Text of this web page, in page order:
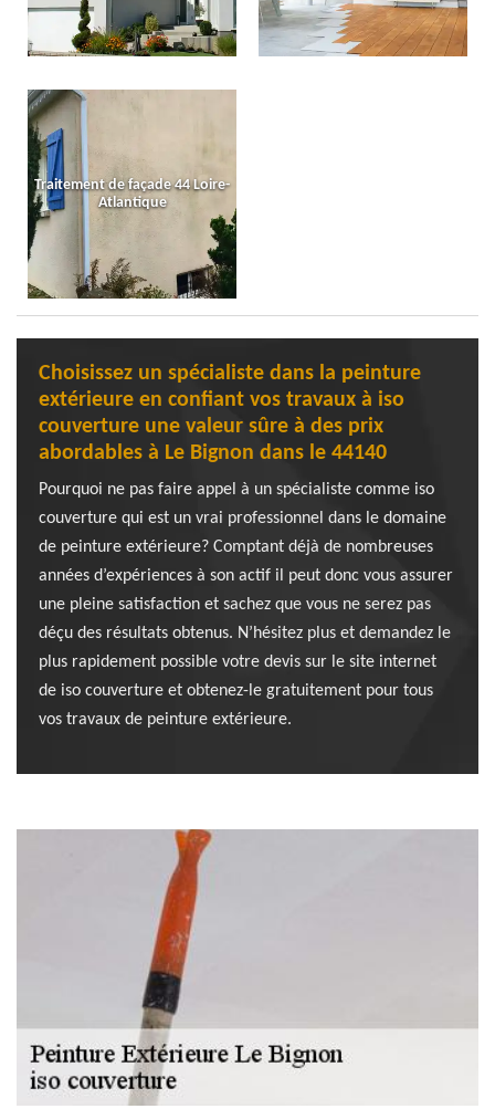
Traitement de façade 44 Loire-
Atlantique
Choisissez un spécialiste dans la peinture
extérieure en confiant vos travaux à iso
couverture une valeur sûre à des prix
abordables à Le Bignon dans le 44140
Pourquoi ne pas faire appel à un spécialiste comme iso
couverture qui est un vrai professionnel dans le domaine
de peinture extérieure? Comptant déjà de nombreuses
années d’expériences à son actif il peut donc vous assurer
une pleine satisfaction et sachez que vous ne serez pas
déçu des résultats obtenus. N’hésitez plus et demandez le
plus rapidement possible votre devis sur le site internet
de iso couverture et obtenez-le gratuitement pour tous
vos travaux de peinture extérieure.